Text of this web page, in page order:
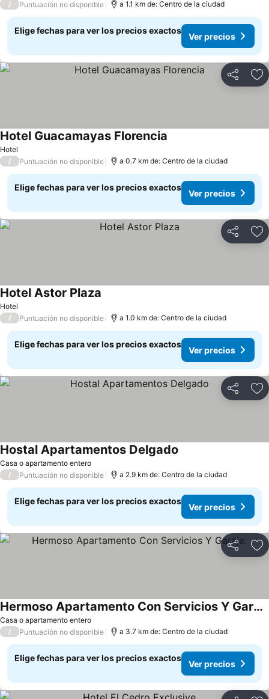
/ Puntuación no disponible a 1.1 km de: Centro de la ciudad
Elige fechas para ver los precios exactos
Ver precios
Compartir
Hotel
Hotel Guacamayas Florencia
/ Puntuación no disponible a 0.7 km de: Centro de la ciudad
Elige fechas para ver los precios exactos
Ver precios
Compartir
Hotel
Hotel Astor Plaza
/ Puntuación no disponible a 1.0 km de: Centro de la ciudad
Elige fechas para ver los precios exactos
Ver precios
Compartir
Casa o apartamento entero
Hostal Apartamentos Delgado
/ Puntuación no disponible a 2.9 km de: Centro de la ciudad
Elige fechas para ver los precios exactos
Ver precios
Compartir
Casa o apartamento entero
Hermoso Apartamento Con Servicios Y Garaje.
/ Puntuación no disponible a 3.7 km de: Centro de la ciudad
Elige fechas para ver los precios exactos
Ver precios